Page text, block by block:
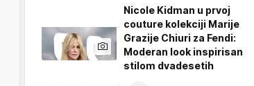
Nicole Kidman u prvoj
couture kolekciji Marije
Grazije Chiuri za Fendi:
Moderan look inspirisan
stilom dvadesetih